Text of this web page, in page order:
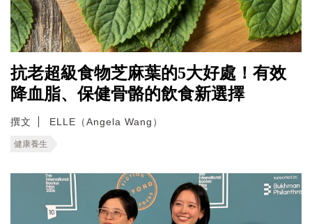
抗老超級食物芝麻葉的5大好處！有效
降血脂、保健骨骼的飲食新選擇
撰文 ELLE（Angela Wang）
健康養生